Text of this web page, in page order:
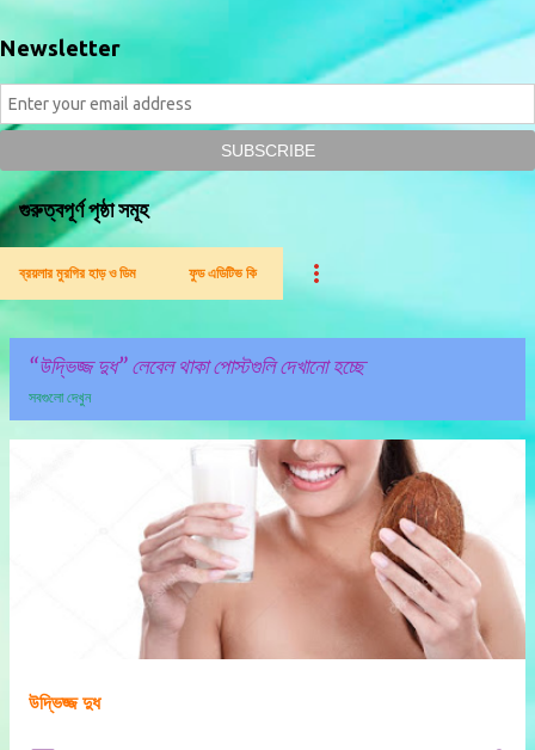
Newsletter
গুরুত্বপূর্ণ পৃষ্ঠা সমূহ
ব্রয়লার মুরগির হাড় ও ডিম ফুড এডিটিভ কি
উদ্ভিজ্জ দুধ লেবেল থাকা পোস্টগুলি দেখানো হচ্ছে
সবগুলো দেখুন
উদ্ভিজ্জ দুধ